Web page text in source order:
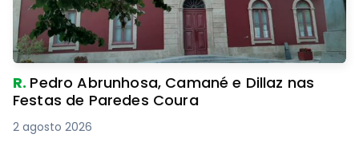
R. Pedro Abrunhosa, Camané e Dillaz nas
Festas de Paredes Coura
2 agosto 2026